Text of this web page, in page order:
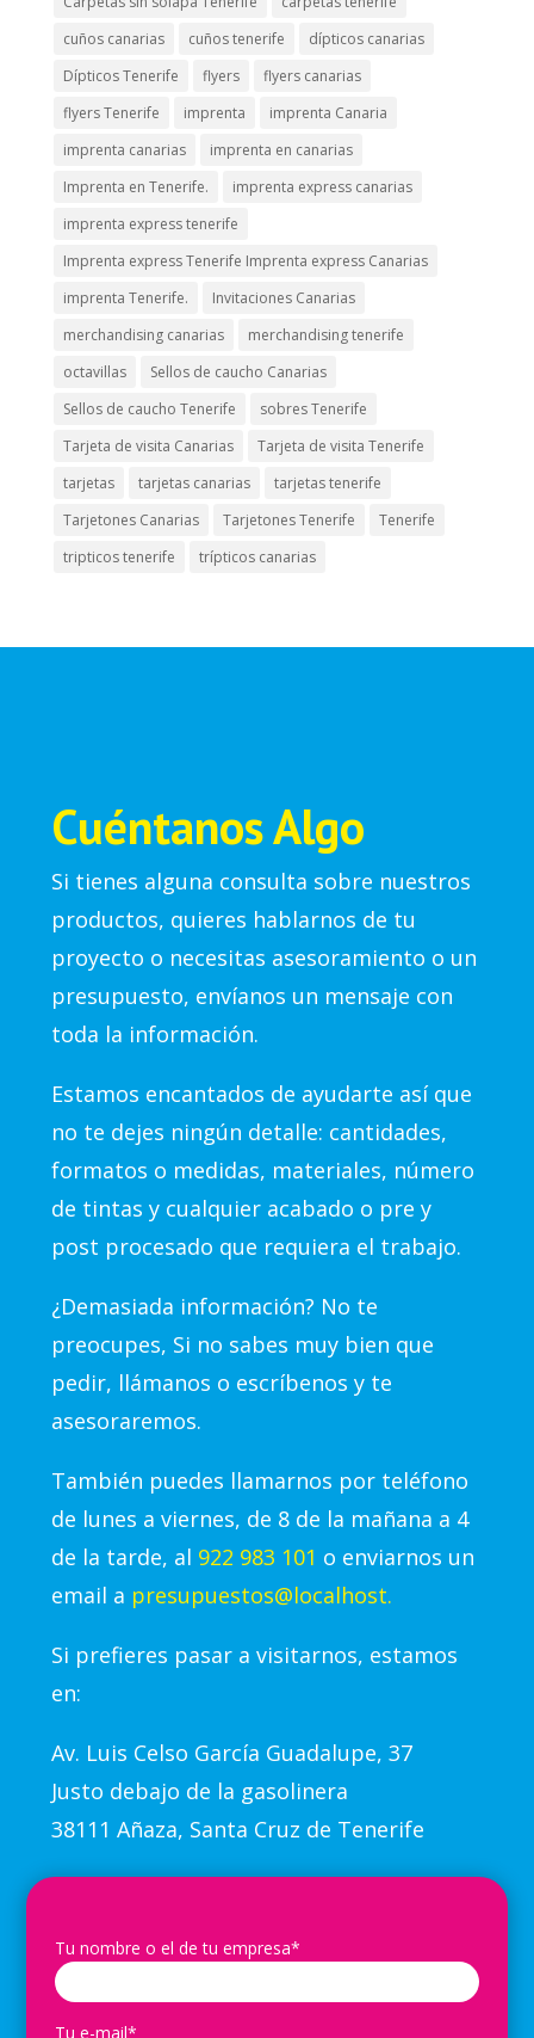
cuños canarias
cuños tenerife
dípticos canarias
Dípticos Tenerife
flyers
flyers canarias
flyers Tenerife
imprenta
imprenta Canaria
imprenta canarias
imprenta en canarias
Imprenta en Tenerife.
imprenta express canarias
imprenta express tenerife
Imprenta express Tenerife Imprenta express Canarias
imprenta Tenerife.
Invitaciones Canarias
merchandising canarias
merchandising tenerife
octavillas
Sellos de caucho Canarias
Sellos de caucho Tenerife
sobres Tenerife
Tarjeta de visita Canarias
Tarjeta de visita Tenerife
tarjetas
tarjetas canarias
tarjetas tenerife
Tarjetones Canarias
Tarjetones Tenerife
Tenerife
tripticos tenerife
trípticos canarias
Cuéntanos Algo
Si tienes alguna consulta sobre nuestros
productos, quieres hablarnos de tu
proyecto o necesitas asesoramiento o un
presupuesto, envíanos un mensaje con
toda la información.
Estamos encantados de ayudarte así que
no te dejes ningún detalle: cantidades,
formatos o medidas, materiales, número
de tintas y cualquier acabado o pre y
post procesado que requiera el trabajo.
¿Demasiada información? No te
preocupes, Si no sabes muy bien que
pedir, llámanos o escríbenos y te
asesoraremos.
También puedes llamarnos por teléfono
de lunes a viernes, de 8 de la mañana a 4
de la tarde, al 922 983 101 o enviarnos un
email a presupuestos@localhost.
Si prefieres pasar a visitarnos, estamos
en:
Av. Luis Celso García Guadalupe, 37
Justo debajo de la gasolinera
38111 Añaza, Santa Cruz de Tenerife
Tu nombre o el de tu empresa*
Tu e-mail*